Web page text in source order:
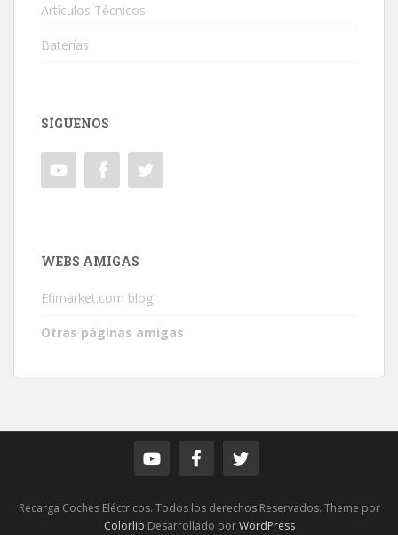
Artículos Técnicos
Baterías
SÍGUENOS
WEBS AMIGAS
Efimarket.com blog
Otras páginas amigas
Recarga Coches Eléctricos. Todos los derechos Reservados. Theme por
Colorlib Desarrollado porWordPress